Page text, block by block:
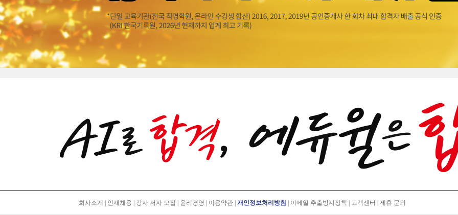
회사소개 인재채용 강사 저자 모집 윤리경영 이용약관 개인정보처리방침 이메일 추출방지정책 고객센터 제휴 문의